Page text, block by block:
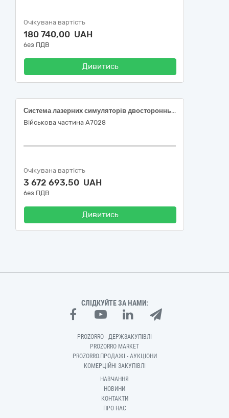
Очікувана вартість
180 740,00 UAH
без ПДВ
Дивитись
Система лазерних симуляторів двостороннього вогневого контакту
Військова частина А7028
Очікувана вартість
3 672 693,50 UAH
без ПДВ
Дивитись
СЛІДКУЙТЕ ЗА НАМИ:
PROZORRO - ДЕРЖЗАКУПІВЛІ
PROZORRO MARKET
PROZORRO.ПРОДАЖІ - АУКЦІОНИ
КОМЕРЦІЙНІ ЗАКУПІВЛІ
НАВЧАННЯ
НОВИНИ
КОНТАКТИ
ПРО НАС